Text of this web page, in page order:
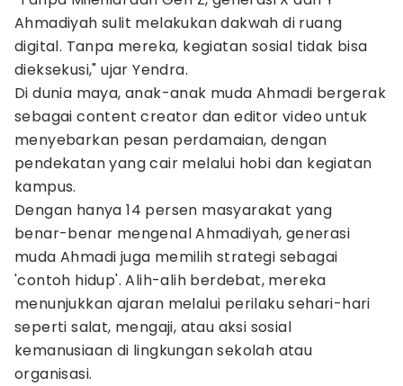
Ahmadiyah sulit melakukan dakwah di ruang
digital. Tanpa mereka, kegiatan sosial tidak bisa
dieksekusi," ujar Yendra.
Di dunia maya, anak-anak muda Ahmadi bergerak
sebagai content creator dan editor video untuk
menyebarkan pesan perdamaian, dengan
pendekatan yang cair melalui hobi dan kegiatan
kampus.
Dengan hanya 14 persen masyarakat yang
benar-benar mengenal Ahmadiyah, generasi
muda Ahmadi juga memilih strategi sebagai
'contoh hidup'. Alih-alih berdebat, mereka
menunjukkan ajaran melalui perilaku sehari-hari
seperti salat, mengaji, atau aksi sosial
kemanusiaan di lingkungan sekolah atau
organisasi.